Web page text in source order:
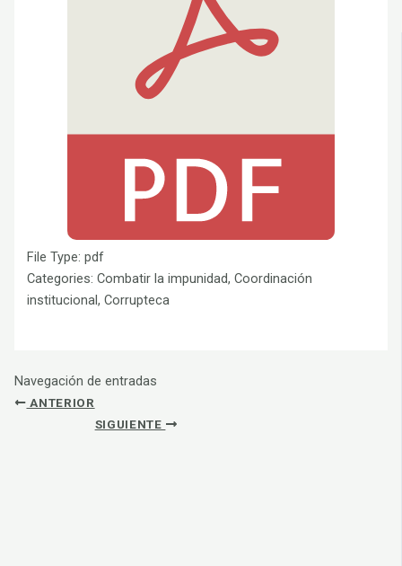
File Type:pdf
Categories:Combatir la impunidad, Coordinación
institucional, Corrupteca
Navegación de entradas
ANTERIOR
SIGUIENTE